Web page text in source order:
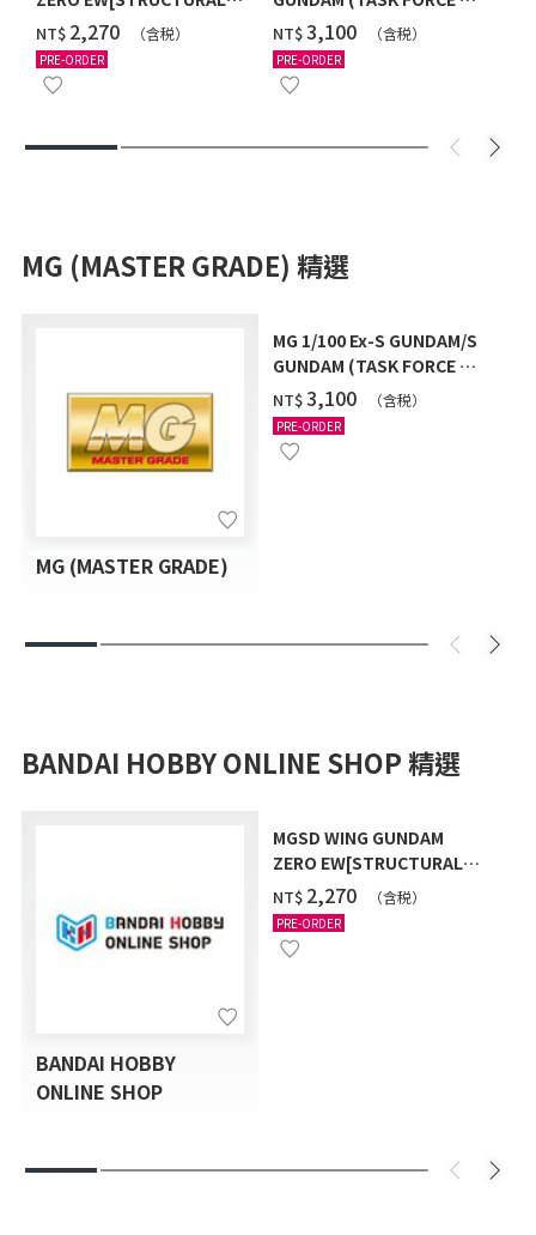
COATING/BLACK] [2026年
12月發送]
NT$ ‌2,270 （含税）
PRE-ORDER
Ver.) [2026年10月發送]
NT$‌3,100 （含税）
PRE-ORDER
MG (MASTER GRADE) 精選
MG (MASTER GRADE)
MG 1/100 Ex-S GUNDAM/S
GUNDAM (TASK FORCE α
Ver.) [2026年10月發送]
NT$‌3,100 （含税）
PRE-ORDER
BANDAI HOBBY ONLINE SHOP 精選
BANDAI HOBBY
ONLINE SHOP
MGSD WING GUNDAM
ZERO EW[STRUCTURAL
COATING/BLACK] [2026年
12月發送]
NT$ ‌2,270 （含税）
PRE-ORDER